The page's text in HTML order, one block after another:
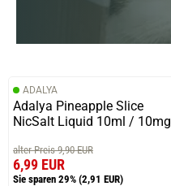
ADALYA
Adalya Pineapple Slice
NicSalt Liquid 10ml / 10mg
alter Preis 9,90 EUR
6,99 EUR
Sie sparen 29% (2,91 EUR)